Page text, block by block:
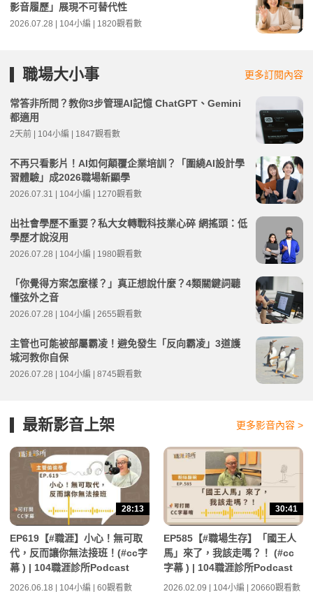
影音履歷」展現不可替代性
2026.07.28 | 104小編 | 1820觀看數
職場大小事 更多訂閱內容
常答非所問？教你3步管理AI記憶 ChatGPT、Gemini
都適用
2天前 | 104小編 | 1847觀看數
不再只看影片！AI如何顛覆企業培訓？「圍繞AI設計學
習體驗」成2026職場新顯學
2026.07.31 | 104小編 | 1270觀看數
出社會學歷不重要？私大女轉戰科技業心碎 網搖頭：低
學歷才說沒用
2026.07.28 | 104小編 | 1980觀看數
「你覺得方案怎麼樣？」真正想說什麼？4類關鍵詞聽
懂弦外之音
2026.07.28 | 104小編 | 2655觀看數
主管也可能被部屬霸凌！避免發生「反向霸凌」3道護
城河教你自保
2026.07.28 | 104小編 | 8745觀看數
最新影音上架 更多影音內容 >
28:13
EP619【#職涯】小心！無可取
代，反而讓你無法接班！(#cc字
幕 ) | 104職涯診所Podcast
2026.06.18 | 104小編 | 60觀看數
30:41
EP585【#職場生存】「國王人
馬」來了，我該走嗎？！ (#cc
字幕 ) | 104職涯診所Podcast
2026.02.09 | 104小編 | 20660觀看數